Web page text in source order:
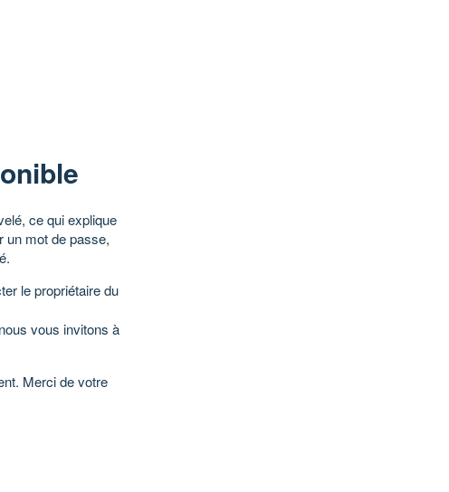
ce qui explique
un mot de passe,
le propriétaire du
vous invitons à
Merci de votre